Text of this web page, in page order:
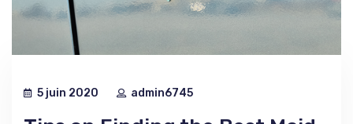
5 juin 2020 admin6745